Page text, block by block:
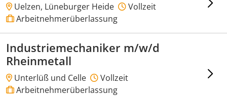
Uelzen, Lüneburger Heide
Vollzeit
Arbeitnehmerüberlassung
Industriemechaniker m/w/d
Rheinmetall
Unterlüß und Celle
Vollzeit
Arbeitnehmerüberlassung